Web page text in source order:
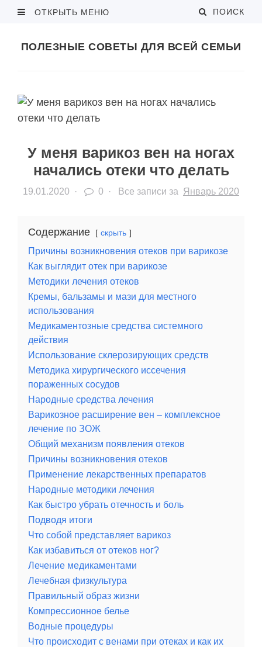
ОТКРЫТЬ МЕНЮ ПОИСК
ПОЛЕЗНЫЕ СОВЕТЫ ДЛЯ ВСЕЙ СЕМЬИ
У меня варикоз вен на ногах
начались отеки что делать
19.01.2020 · 0 · Все записи за Январь 2020
Содержание скрыть
Причины возникновения отеков при варикозе
Как выглядит отек при варикозе
Методики лечения отеков
Кремы, бальзамы и мази для местного
использования
Медикаментозные средства системного
действия
Использование склерозирующих средств
Методика хирургического иссечения
пораженных сосудов
Народные средства лечения
Варикозное расширение вен – комплексное
лечение по ЗОЖ
Общий механизм появления отеков
Причины возникновения отеков
Применение лекарственных препаратов
Народные методики лечения
Как быстро убрать отечность и боль
Подводя итоги
Что собой представляет варикоз
Как избавиться от отеков ног?
Лечение медикаментами
Лечебная физкультура
Правильный образ жизни
Компрессионное белье
Водные процедуры
Что происходит с венами при отеках и как их